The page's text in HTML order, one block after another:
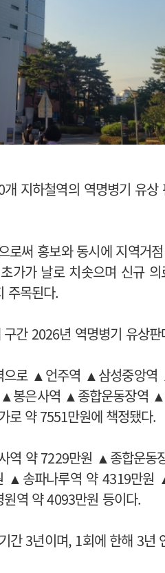
지하철역의 역명병기 유
로써 홍보와 동시에 지역거
가가 날로 치솟으며 신규
주목된다.
간 2026년 역명병기 유상
으로 ▲언주역 ▲삼성중앙
은사역 ▲종합운동장역 ▲
로 약 7551만원에 책정됐다.
약 7229만원 ▲종합운동
▲송파나루역 약 4319만원
역 약 4093만원 등이다.
간 3년이며, 1회에 한해 3년